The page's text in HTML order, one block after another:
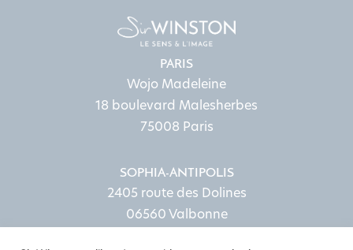
PARIS
Wojo Madeleine
18 boulevard Malesherbes
75008 Paris
SOPHIA-ANTIPOLIS
2405 route des Dolines
06560 Valbonne